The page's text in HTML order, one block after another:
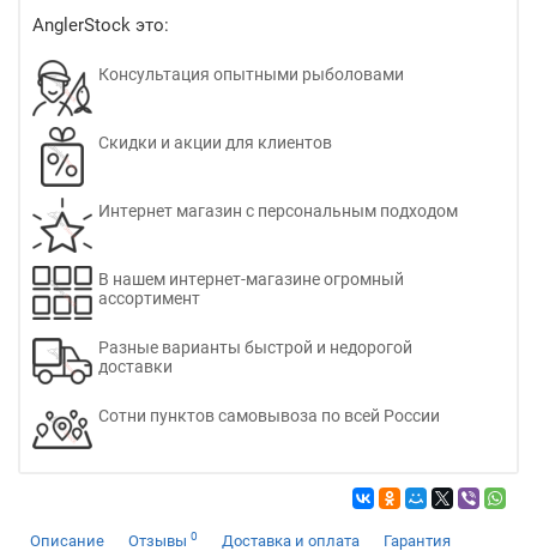
AnglerStock это:
Консультация опытными рыболовами
Скидки и акции для клиентов
Интернет магазин с персональным подходом
В нашем интернет-магазине огромный
ассортимент
Разные варианты быстрой и недорогой
доставки
Сотни пунктов самовывоза по всей России
Описание Отзывы 0 Доставка и оплата Гарантия